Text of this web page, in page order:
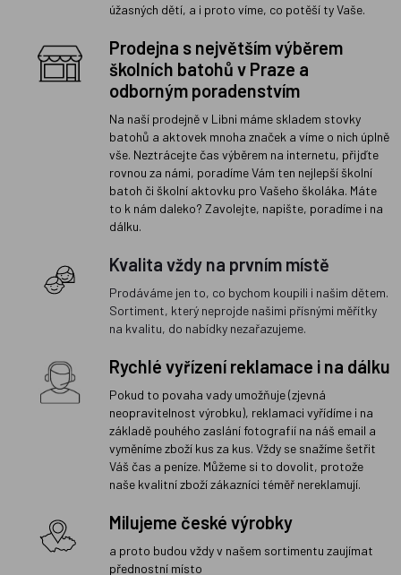
úžasných dětí, a i proto víme, co potěší ty Vaše.
Prodejna s největším výběrem
školních batohů v Praze a
odborným poradenstvím
Na naší prodejně v Libni máme skladem stovky
batohů a aktovek mnoha značek a víme o nich úplně
vše. Neztrácejte čas výběrem na internetu, přijďte
rovnou za námi, poradíme Vám ten nejlepší školní
batoh či školní aktovku pro Vašeho školáka. Máte
to k nám daleko? Zavolejte, napište, poradíme i na
dálku.
Kvalita vždy na prvním místě
Prodáváme jen to, co bychom koupili i našim dětem.
Sortiment, který neprojde našimi přísnými měřítky
na kvalitu, do nabídky nezařazujeme.
Rychlé vyřízení reklamace i na dálku
Pokud to povaha vady umožňuje (zjevná
neopravitelnost výrobku), reklamaci vyřídíme i na
základě pouhého zaslání fotografií na náš email a
vyměníme zboží kus za kus. Vždy se snažíme šetřit
Váš čas a peníze. Můžeme si to dovolit, protože
naše kvalitní zboží zákazníci téměř nereklamují.
Milujeme české výrobky
a proto budou vždy v našem sortimentu zaujímat
přednostní místo